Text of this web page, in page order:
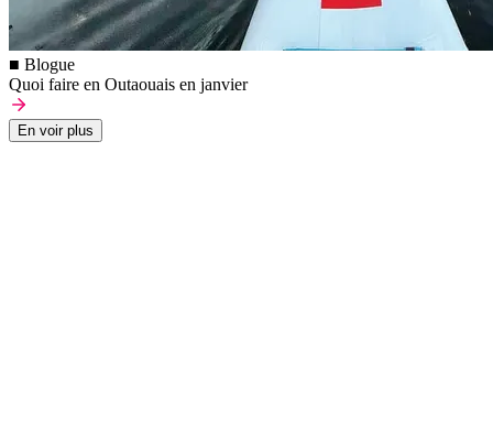
■ Blogue
Quoi faire en Outaouais en janvier
En voir plus